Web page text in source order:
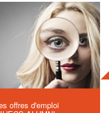
offres d'emploi